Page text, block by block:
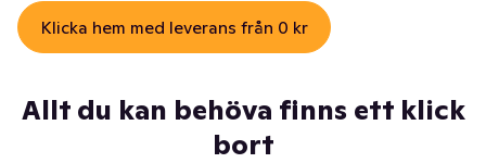
Klicka hem med leverans från 0 kr
Allt du kan behöva finns ett klick
bort